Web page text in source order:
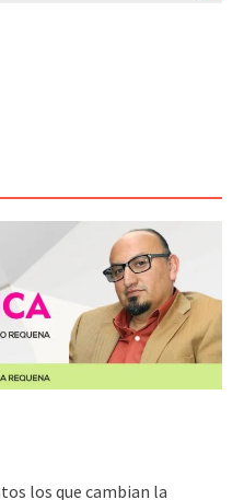
los que cambian la